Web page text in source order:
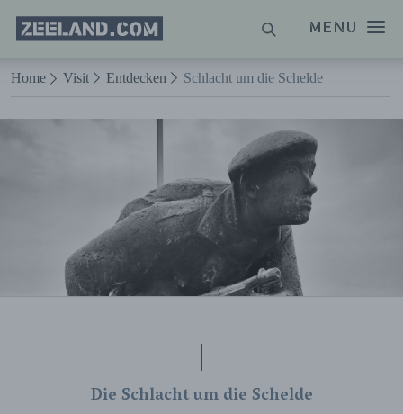
Naar hoofdinhoud
MENU
Homepage
Zeeland.com
SUCHE
Home Visit Entdecken Schlacht um die Schelde
Die Schlacht um die Schelde